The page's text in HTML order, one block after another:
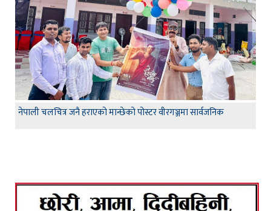
नेपाली चलचित्र जनै हराएको मान्छेको पोस्टर वीरगञ्जमा सार्वजनिक